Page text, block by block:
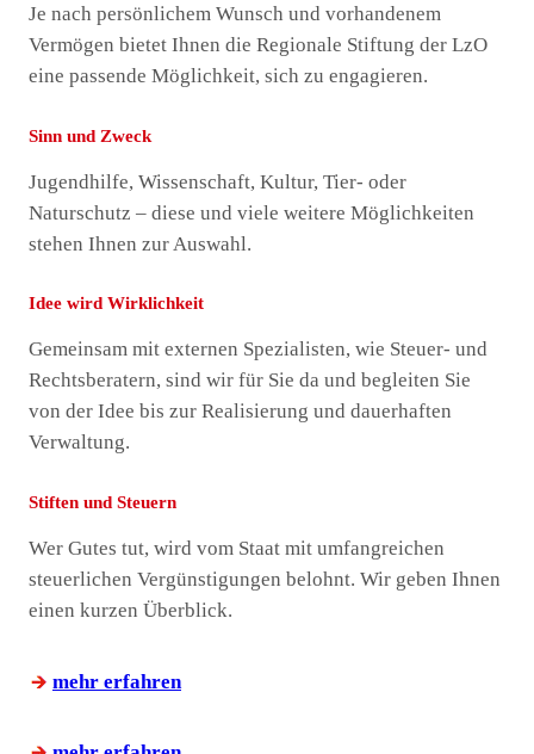
Je nach persönlichem Wunsch und vorhandenem
Vermögen bietet Ihnen die Regionale Stiftung der LzO
eine passende Möglichkeit, sich zu engagieren.
Sinn und Zweck
Jugendhilfe, Wissenschaft, Kultur, Tier- oder
Naturschutz – diese und viele weitere Möglichkeiten
stehen Ihnen zur Auswahl.
Idee wird Wirklichkeit
Gemeinsam mit externen Spezialisten, wie Steuer- und
Rechtsberatern, sind wir für Sie da und begleiten Sie
von der Idee bis zur Realisierung und dauerhaften
Verwaltung.
Stiften und Steuern
Wer Gutes tut, wird vom Staat mit umfangreichen
steuerlichen Vergünstigungen belohnt. Wir geben Ihnen
einen kurzen Überblick.
mehr erfahren